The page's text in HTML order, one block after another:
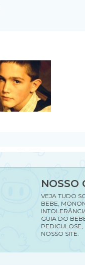
NOSSO
VEJA TUDO
BEBE,
GUIA DO
PEDICULOSE,
NOSSO SITE.